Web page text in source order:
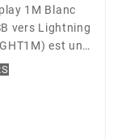
1M Blanc
est un
utilisé pour
charge de